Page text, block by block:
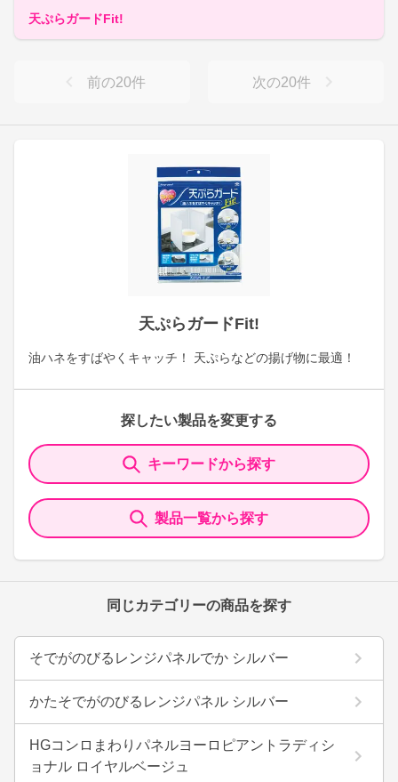
天ぷらガードFit!
油ハネをすばやくキャッチ！ 天ぷらなどの揚げ物に最適！
探したい製品を変更する
キーワードから探す
製品一覧から探す
同じカテゴリーの商品を探す
そでがのびるレンジパネルでか シルバー
かたそでがのびるレンジパネル シルバー
HGコンロまわりパネルヨーロピアントラディシ
ョナル ロイヤルベージュ
天ぷらガードFit!
前の20件 次の20件